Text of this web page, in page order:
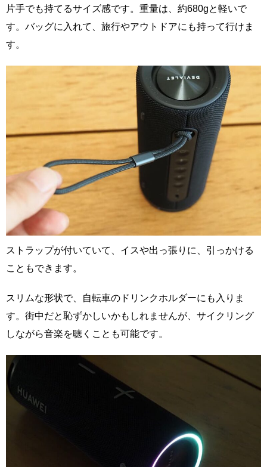
片手でも持てるサイズ感です。重量は、約680gと軽いで
す。バッグに入れて、旅行やアウトドアにも持って行けま
す。
ストラップが付いていて、イスや出っ張りに、引っかける
こともできます。
スリムな形状で、自転車のドリンクホルダーにも入りま
す。街中だと恥ずかしいかもしれませんが、サイクリング
しながら音楽を聴くことも可能です。